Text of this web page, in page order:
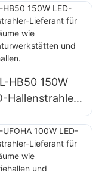
in Fabriken,
usw.
HB50 150W
Hallenstrahler-
für
wie
Lagerhallen.